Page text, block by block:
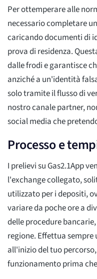
Per ottemperare alle
necessario completare
caricando documenti di
prova di residenza.
dalle frodi e garantisce
anziché a un'identità
solo tramite il flusso di
nostro canale partner,
social media che
Processo e
I prelievi su Gas2.1App
l'exchange collegato,
utilizzato per i depositi,
variare da poche ore a
delle procedure
regione. Effettua
all'inizio del tuo
funzionamento prima